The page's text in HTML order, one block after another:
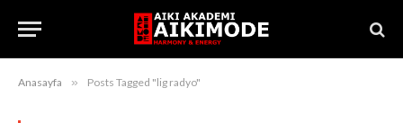
Anasayfa » Posts Tagged "lig radyo"